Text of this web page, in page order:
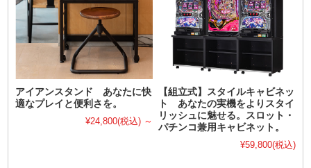
アイアンスタンド あなたに快
適なプレイと便利さを。
¥24,800(税込) ～
【組立式】スタイルキャビネッ
ト あなたの実機をよりスタイ
リッシュに魅せる。スロット・
パチンコ兼用キャビネット。
¥59,800(税込)